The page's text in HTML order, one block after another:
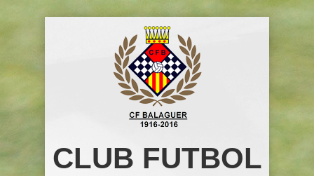
CLUB FUTBOL